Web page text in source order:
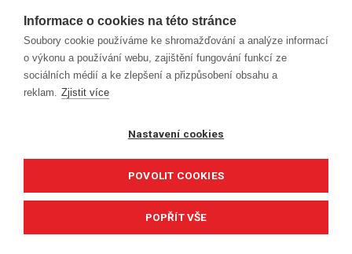
Informace o cookies na této stránce
Soubory cookie používáme ke shromažďování a analýze informací
o výkonu a používání webu, zajištění fungování funkcí ze
sociálních médií a ke zlepšení a přizpůsobení obsahu a
reklam. Zjistit více
Nastavení cookies
POVOLIT COOKIES
POPŘÍT VŠE